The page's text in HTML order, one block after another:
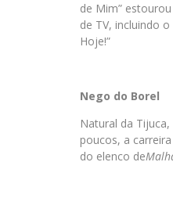
de Mim”
de TV, incluindo
Hoje!”
Nego do Borel
Natural da
poucos, a
do elenco de